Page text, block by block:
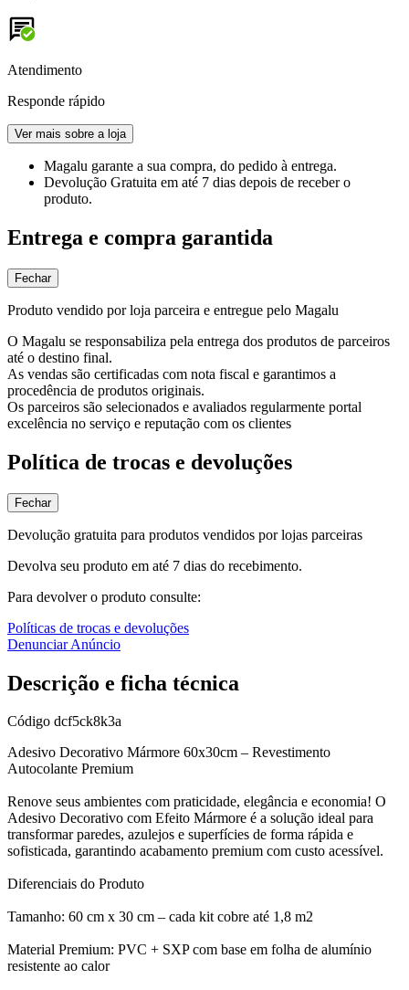
Atendimento
Responde rápido
Ver mais sobre a loja
Magalu garante a sua compra, do pedido à entrega.
Devolução Gratuita em até 7 dias depois de receber o
produto.
Entrega e compra garantida
Fechar
Produto vendido por loja parceira e entregue pelo Magalu
O Magalu se responsabiliza pela entrega dos produtos de parceiros
até o destino final.
As vendas são certificadas com nota fiscal e garantimos a
procedência de produtos originais.
Os parceiros são selecionados e avaliados regularmente portal
excelência no serviço e reputação com os clientes
Política de trocas e devoluções
Fechar
Devolução gratuita para produtos vendidos por lojas parceiras
Devolva seu produto em até 7 dias do recebimento.
Para devolver o produto consulte:
Políticas de trocas e devoluções
Denunciar Anúncio
Descrição e ficha técnica
Código dcf5ck8k3a
Adesivo Decorativo Mármore 60x30cm – Revestimento
Autocolante Premium
Renove seus ambientes com praticidade, elegância e economia! O
Adesivo Decorativo com Efeito Mármore é a solução ideal para
transformar paredes, azulejos e superfícies de forma rápida e
sofisticada, garantindo acabamento premium com custo acessível.
Diferenciais do Produto
Tamanho: 60 cm x 30 cm – cada kit cobre até 1,8 m2
Material Premium: PVC + SXP com base em folha de alumínio
resistente ao calor